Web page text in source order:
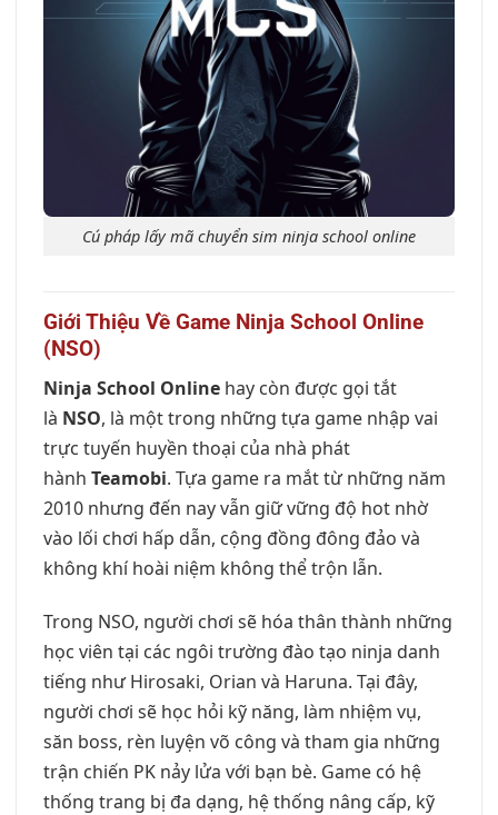
Cú pháp lấy mã chuyển sim ninja school online
Giới Thiệu Về Game Ninja School Online
(NSO)
Ninja School Online hay còn được gọi tắt
là NSO, là một trong những tựa game nhập vai
trực tuyến huyền thoại của nhà phát
hành Teamobi. Tựa game ra mắt từ những năm
2010 nhưng đến nay vẫn giữ vững độ hot nhờ
vào lối chơi hấp dẫn, cộng đồng đông đảo và
không khí hoài niệm không thể trộn lẫn.
Trong NSO, người chơi sẽ hóa thân thành những
học viên tại các ngôi trường đào tạo ninja danh
tiếng như Hirosaki, Orian và Haruna. Tại đây,
người chơi sẽ học hỏi kỹ năng, làm nhiệm vụ,
săn boss, rèn luyện võ công và tham gia những
trận chiến PK nảy lửa với bạn bè. Game có hệ
thống trang bị đa dạng, hệ thống nâng cấp, kỹ